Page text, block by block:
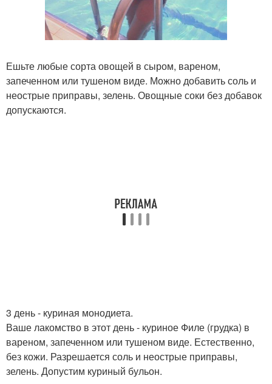
Ешьте любые сорта овощей в сыром, вареном,
запеченном или тушеном виде. Можно добавить соль и
неострые приправы, зелень. Овощные соки без добавок
допускаются.
3 день - куриная монодиета.
Ваше лакомство в этот день - куриное Филе (грудка) в
вареном, запеченном или тушеном виде. Естественно,
без кожи. Разрешается соль и неострые приправы,
зелень. Допустим куриный бульон.